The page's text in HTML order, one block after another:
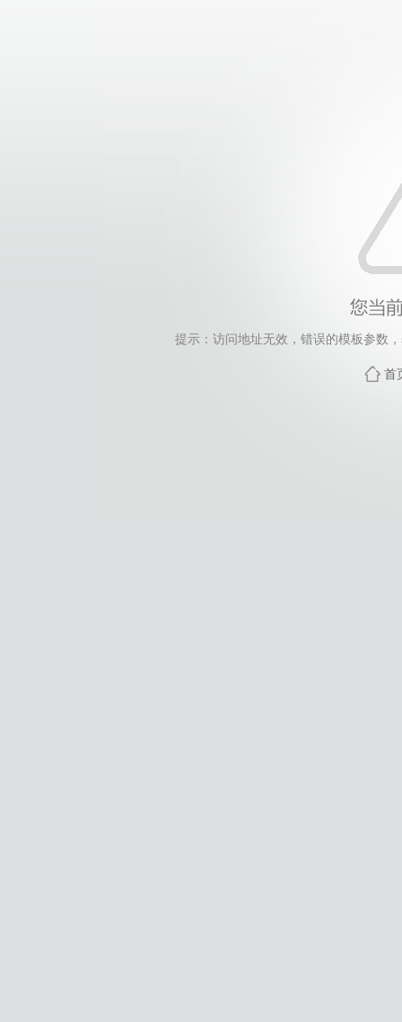
提示：访问地址无效，错误的模板参数
首